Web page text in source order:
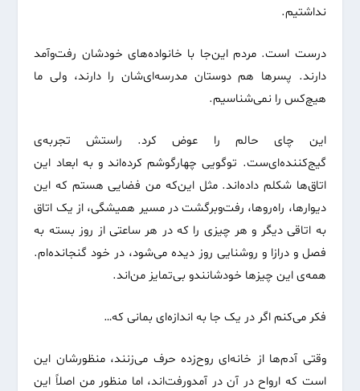
نداشتیم.
درست است. مردم این‌جا با خانواده‌های خودشان رفت‌وآمد
دارند. پسرها هم دوستان مدرسه‌ای‌شان را دارند، ولی ما
هیچ‌کس را نمی‌شناسیم.
این چای حالم را عوض کرد. راستش تجربه‌ی
گیج‌کننده‌ای‌ست. توگویی چهارگوشم کرده‌اند و به ابعاد این
اتاق‌ها شکلم داده‌اند. مثل این‌که من فضایی هستم که این
دیوارها، راه‌روها، رفت‌وبرگشت در مسیر همیشگی، از یک اتاق
به اتاقی دیگر و هر چیزی را که در هر ساعتی از روز بسته به
فصل و درازا و روشنایی روز دیده می‌شود، در خود گنجانده‌ام.
همه‌ی این چیزها خودشانندو بی‌تمایز من‌اند.
فکر می‌کنم اگر در یک جا به اندازه‌ای بمانی که…
وقتی آدم‌ها از خانه‌ای روح‌زده حرف می‌زنند، منظورشان این
است که ارواح در آن در آمدورفت‌اند، اما منظور من اصلاً این